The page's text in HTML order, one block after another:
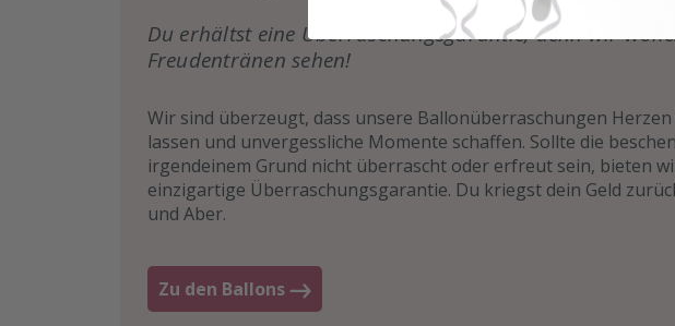
Du erhältst eine Überraschungsgarantie, denn wir
Freudentränen sehen!
Wir sind überzeugt, dass unsere Ballonüberraschungen
lassen und unvergessliche Momente schaffen. Sollte die
irgendeinem Grund nicht überrascht oder erfreut sein, bieten
einzigartige Überraschungsgarantie. Du kriegst dein Geld
und Aber.
Zu den Ballons